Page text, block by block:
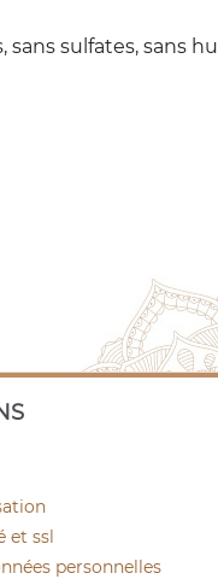
sulfates, sans
et ssl
personnelles